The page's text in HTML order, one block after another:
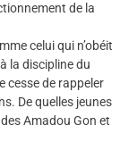
de la
celui qui n’obéit
la discipline du
cesse de rappeler
De quelles jeunes
Amadou Gon et